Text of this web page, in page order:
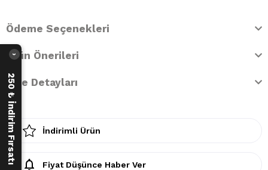
Ödeme Seçenekleri
Ürün Önerileri
İade Detayları
İndirimli Ürün
Fiyat Düşünce Haber Ver
250 ₺ İndirim Fırsatı
›